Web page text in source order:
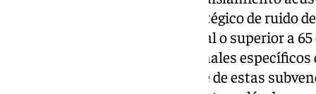
zonas donde el mapa estratégico de ruido
un índice de ruido total igual o superior a
afectadas en los planes zonales
Saturadas (ZAS). El importe de estas